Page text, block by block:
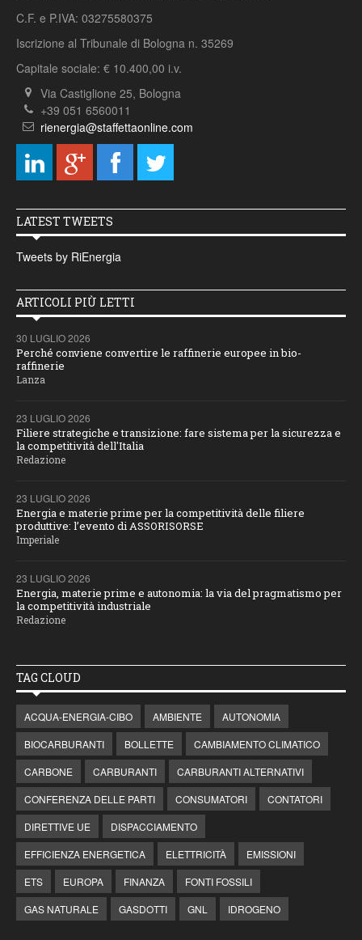
C.F. e P.IVA: 03275580375
Iscrizione al Tribunale di Bologna n. 35269
Capitale sociale: € 10.400,00 i.v.
Via Castiglione 25, Bologna
+39 051 6560011
rienergia@staffettaonline.com
LATEST TWEETS
Tweets by RiEnergia
ARTICOLI PIÙ LETTI
30 LUGLIO 2026
Perché conviene convertire le raffinerie europee in bio-
raffinerie
Lanza
23 LUGLIO 2026
Filiere strategiche e transizione: fare sistema per la sicurezza e
la competitività dell'Italia
Redazione
23 LUGLIO 2026
Energia e materie prime per la competitività delle filiere
produttive: l’evento di ASSORISORSE
Imperiale
23 LUGLIO 2026
Energia, materie prime e autonomia: la via del pragmatismo per
la competitività industriale
Redazione
TAG CLOUD
ACQUA-ENERGIA-CIBO AMBIENTE
AUTONOMIA
BIOCARBURANTI
BOLLETTE
CAMBIAMENTO CLIMATICO
CARBONE
CARBURANTI
CARBURANTI ALTERNATIVI
CONFERENZA DELLE PARTI
CONSUMATORI
CONTATORI
DIRETTIVE UE
DISPACCIAMENTO
EFFICIENZA ENERGETICA
ELETTRICITÀ
EMISSIONI
ETS
EUROPA FINANZA
FONTI FOSSILI
GAS NATURALE
GASDOTTI GNL IDROGENO